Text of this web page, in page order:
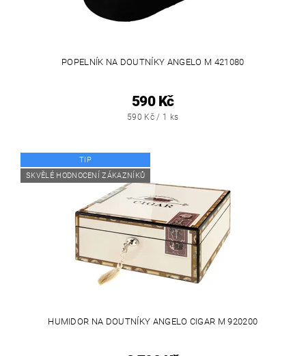
POPELNÍK NA DOUTNÍKY ANGELO M 421080
590 Kč
590 Kč / 1 ks
TIP
SKVĚLÉ HODNOCENÍ ZÁKAZNÍKŮ
HUMIDOR NA DOUTNÍKY ANGELO CIGAR M 920200